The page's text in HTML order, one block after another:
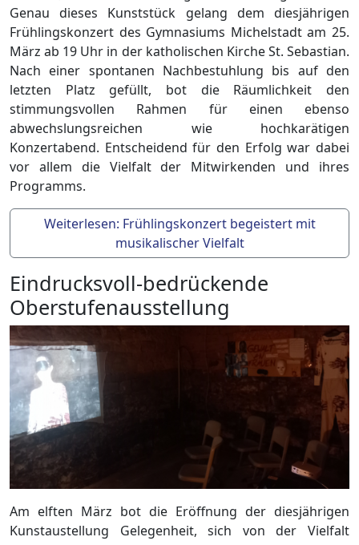
Genau dieses Kunststück gelang dem diesjährigen
Frühlingskonzert des Gymnasiums Michelstadt am 25.
März ab 19 Uhr in der katholischen Kirche St. Sebastian.
Nach einer spontanen Nachbestuhlung bis auf den
letzten Platz gefüllt, bot die Räumlichkeit den
stimmungsvollen Rahmen für einen ebenso
abwechslungsreichen wie hochkarätigen
Konzertabend. Entscheidend für den Erfolg war dabei
vor allem die Vielfalt der Mitwirkenden und ihres
Programms.
Weiterlesen: Frühlingskonzert begeistert mit
musikalischer Vielfalt
Eindrucksvoll-bedrückende
Oberstufenausstellung
Am elften März bot die Eröffnung der diesjährigen
Kunstaustellung Gelegenheit, sich von der Vielfalt